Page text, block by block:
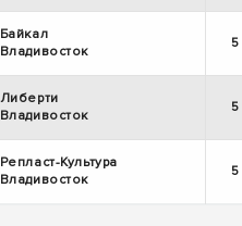
Байкал
Владивосток
5
Либерти
Владивосток
5
Репласт-Культура
Владивосток
5